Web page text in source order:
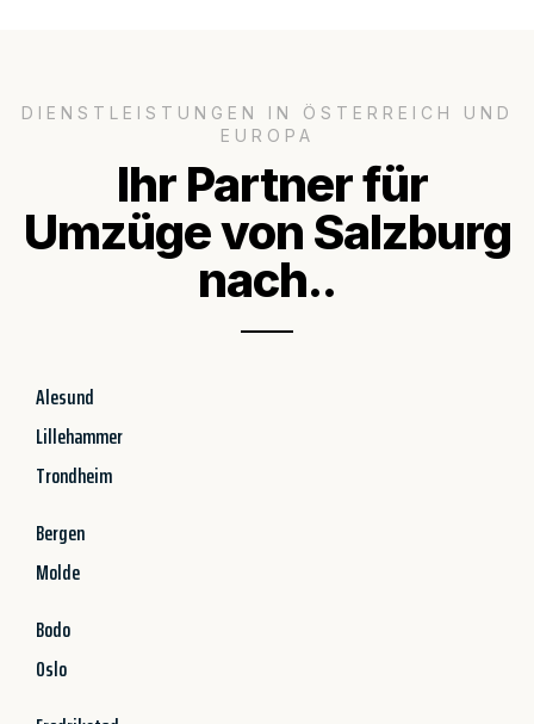
DIENSTLEISTUNGEN IN ÖSTERREICH UND
EUROPA
Ihr Partner für
Umzüge von Salzburg
nach..
Alesund
Lillehammer
Trondheim
Bergen
Molde
Bodo
Oslo